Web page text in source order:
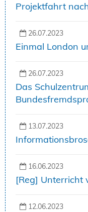
Projektfahrt
26.07.2023
Einmal London
26.07.2023
Das
13.07.2023
16.06.2023
[Reg] Unterricht
12.06.2023